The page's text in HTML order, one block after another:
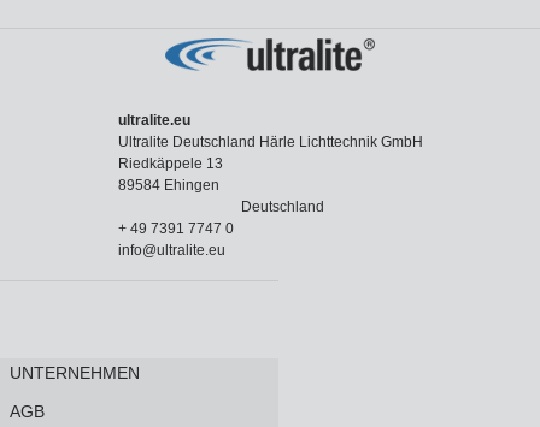
ultralite.eu
Ultralite Deutschland Härle Lichttechnik GmbH
Riedkäppele 13
89584 Ehingen
Deutschland
+ 49 7391 7747 0
info@ultralite.eu
UNTERNEHMEN
AGB